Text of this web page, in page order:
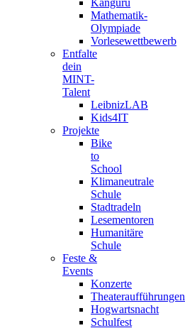
Känguru
Mathematik-
Olympiade
Vorlesewettbewerb
Entfalte
dein
MINT-
Talent
LeibnizLAB
Kids4IT
Projekte
Bike
to
School
Klimaneutrale
Schule
Stadtradeln
Lesementoren
Humanitäre
Schule
Feste &
Events
Konzerte
Theateraufführungen
Hogwartsnacht
Schulfest